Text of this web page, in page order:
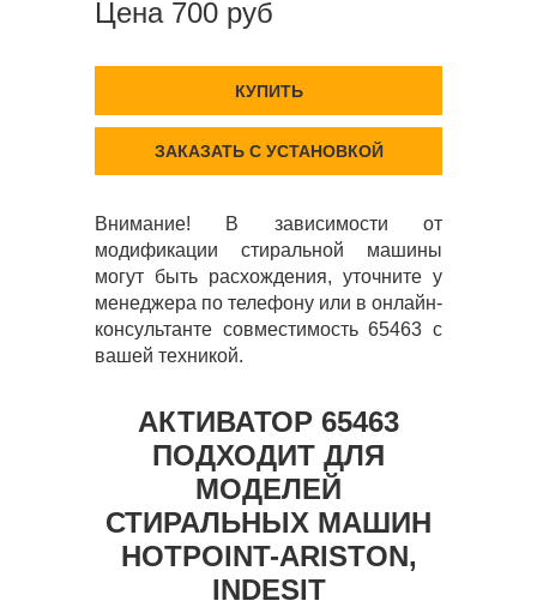
Цена 700 руб
КУПИТЬ
ЗАКАЗАТЬ С УСТАНОВКОЙ
Внимание! В зависимости от
модификации стиральной машины
могут быть расхождения, уточните у
менеджера по телефону или в онлайн-
консультанте совместимость 65463 с
вашей техникой.
АКТИВАТОР 65463
ПОДХОДИТ ДЛЯ
МОДЕЛЕЙ
СТИРАЛЬНЫХ МАШИН
HOTPOINT-ARISTON,
INDESIT